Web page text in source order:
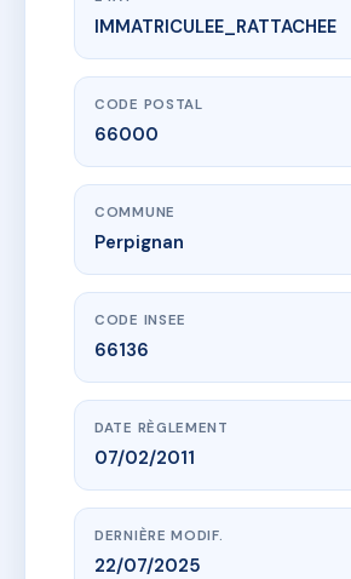
www.vme.plus/AC6396253
257 LA ROSE DES SABLES
5 r des roses66000 Perpignan
IMMATRICULEE_RATTACHEE
CODE POSTAL
66000
COMMUNE
Perpignan
CODE INSEE
66136
DATE RÈGLEMENT
07/02/2011
DERNIÈRE MODIF.
22/07/2025